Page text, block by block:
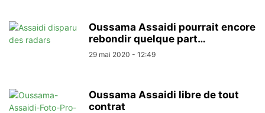
Oussama Assaidi pourrait encore
rebondir quelque part…
29 mai 2020 - 12:49
Oussama Assaidi libre de tout
contrat